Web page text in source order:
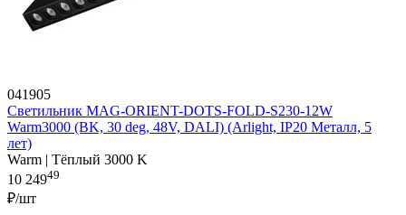
041905
Светильник MAG-ORIENT-DOTS-FOLD-S230-12W
Warm3000 (BK, 30 deg, 48V, DALI) (Arlight, IP20 Металл, 5
лет)
Warm | Тёплый 3000 K
10 24949
₽/шт